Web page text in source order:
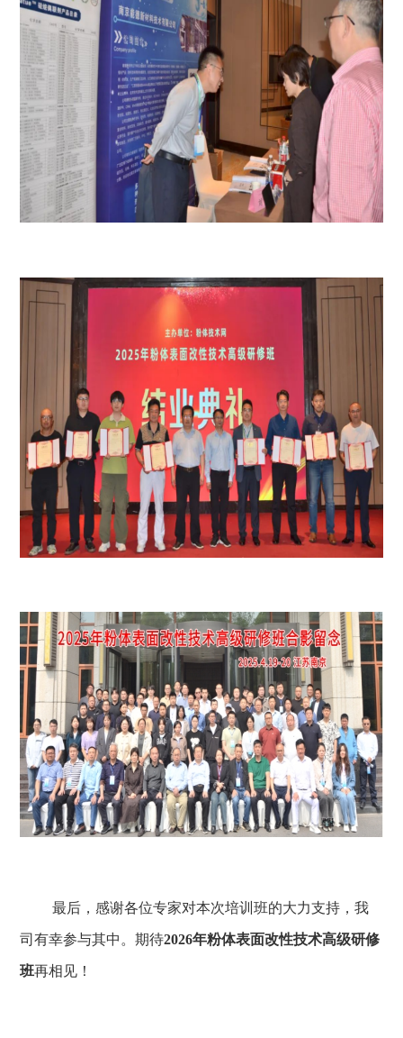
最后，感谢各位专家对本次培训班的大力支持，我
司有幸参与其中 。期待2026年粉体表面改性技术高级研修
班再相见！